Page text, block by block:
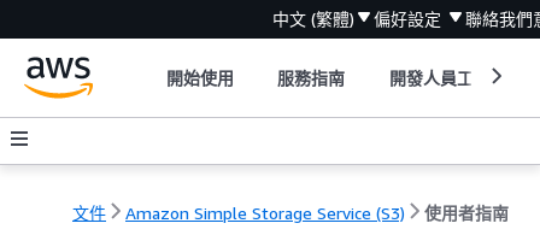
中文 (繁體) 偏好設定 聯絡我們
開始使用 服務指南 開發人員工具
文件 Amazon Simple Storage Service (S3) 使用者指南